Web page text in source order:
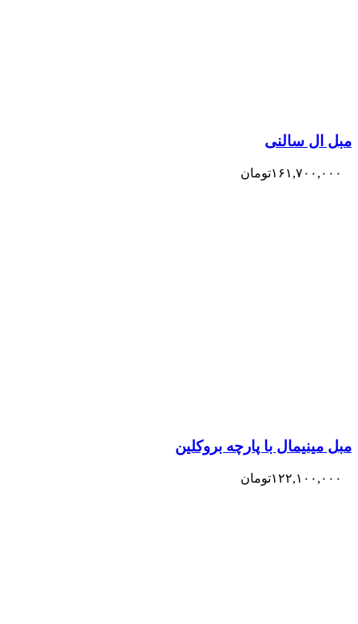
مبل ال سالنی
۱۶۱,۷۰۰,۰۰۰تومان
مبل مینیمال با پارچه بروکلین
۱۲۲,۱۰۰,۰۰۰تومان